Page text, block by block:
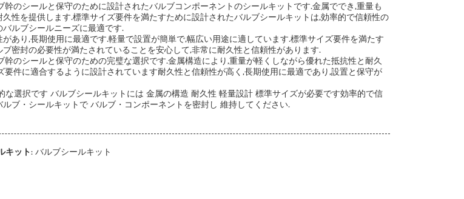
幹のシールと保守のために設計されたバルブコンポーネントのシールキットです.金属ででき,重量も
性を提供します.標準サイズ要件を満たすために設計されたバルブシールキットは,効率的で信頼性の
ルブシールニーズに最適です.
あり,長期使用に最適です.軽量で設置が簡単で,幅広い用途に適しています.標準サイズ要件を満たす
密封の必要性が満たされていることを安心して,非常に耐久性と信頼性があります.
幹のシールと保守のための完璧な選択です.金属構造により,重量が軽くしながら優れた抵抗性と耐久
要件に適合するように設計されています耐久性と信頼性が高く,長期使用に最適であり,設置と保守が
な選択です バルブシールキットには 金属の構造 耐久性 軽量設計 標準サイズが必要です効率的で信
ブ・シールキットで バルブ・コンポーネントを密封し 維持してください.
キット: バルブシールキット